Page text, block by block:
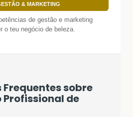
& MARKETING
de gestão e marketing
o teu negócio de beleza.
sobre
Profissional de